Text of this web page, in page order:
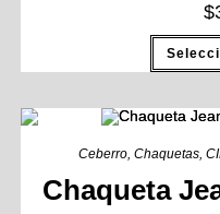
$
Ceberro, Chaquetas,
Chaqueta